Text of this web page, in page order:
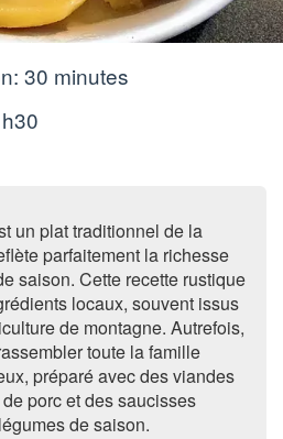
30 minutes
un plat traditionnel de la
parfaitement la richesse
saison. Cette recette rustique
locaux, souvent issus
de montagne. Autrefois,
toute la famille
préparé avec des viandes
porc et des saucisses
de saison.